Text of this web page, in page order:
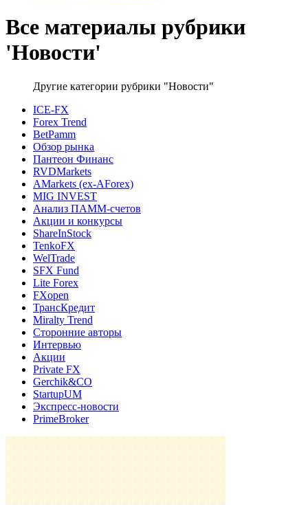
Все материалы рубрики
'Новости'
Другие категории рубрики "Новости"
ICE-FX
Forex Trend
BetPamm
Обзор рынка
Пантеон Финанс
RVDMarkets
AMarkets (ex-AForex)
MIG INVEST
Анализ ПАММ-счетов
Акции и конкурсы
ShareInStock
TenkoFX
WelTrade
SFX Fund
Lite Forex
FXopen
ТрансКредит
Miralty Trend
Сторонние авторы
Интервью
Акции
Private FX
Gerchik&CO
StartupUM
Экспресс-новости
PrimeBroker